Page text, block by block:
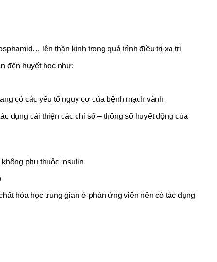
lên thần kinh trong quá trình điều trị xạ trị
đến huyết học như:
có các yếu tố nguy cơ của bệnh mạch vành
dụng cải thiện các chỉ số – thông số huyết động của
phụ thuộc insulin
hóa học trung gian ở phản ứng viên nên có tác dụng